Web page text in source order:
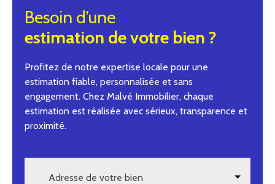
Besoin d’une
estimation de votre bien ?
Profitez de notre expertise locale pour une
estimation fiable, personnalisée et sans
engagement. Chez Malvé Immobilier, chaque
estimation est réalisée avec sérieux, transparence et
proximité.
Adresse de votre bien